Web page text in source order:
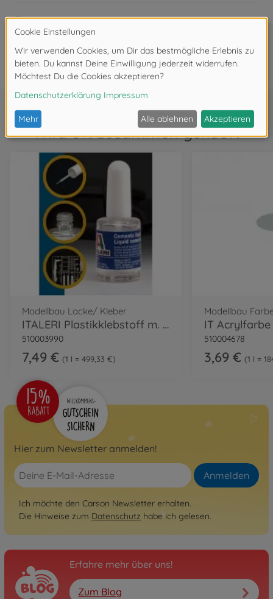
Bewertungen
FAQ
Wird oft zusammen gekauft
Modellbau Lacke/ Kleber
ITALERI Plastikklebstoff m. Pinsel 15ml
510003990
7,49 € 1 l = 499,33 €
Modellbau
510004678
3,69 € 1 l =
Hier zum Newsletter anmelden!
Anmelden
Ich möchte den Carson Newsletter erhalten.
Die Hinweise zum Datenschutz habe ich gelesen.
Erfahre mehr über uns!
Zum Blog